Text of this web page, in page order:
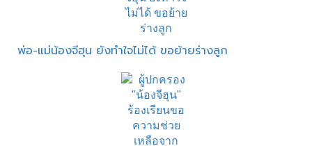
พ่อ-แม่น้องจีฮุน ยังทำใจไม่ได้ ขอย้ายร่างลูก